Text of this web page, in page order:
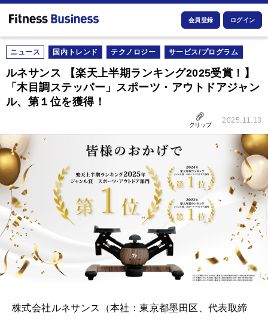
会員登録 ログイン
ニュース 国内トレンド テクノロジー サービス/プログラム
ルネサンス 【楽天上半期ランキング2025受賞！】
「木目調ステッパー」スポーツ・アウトドアジャン
ル、第１位を獲得！
クリップ
2025.11.13
株式会社ルネサンス（本社：東京都墨田区、代表取締